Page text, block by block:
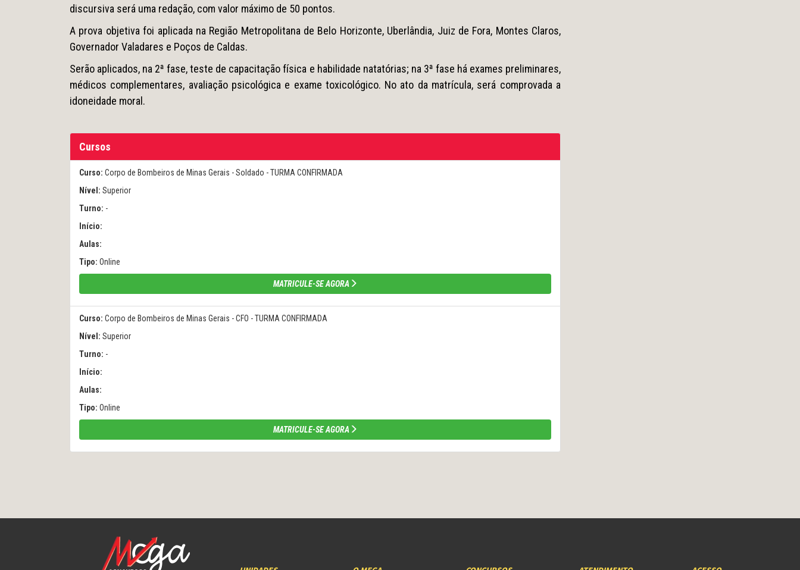
discursiva será uma redação, com valor máximo de 50 pontos.
A prova objetiva foi aplicada na Região Metropolitana de Belo Horizonte, Uberlândia, Juiz de Fora, Montes Claros,
Governador Valadares e Poços de Caldas.
Serão aplicados, na 2ª fase, teste de capacitação física e habilidade natatórias; na 3ª fase há exames preliminares,
médicos complementares, avaliação psicológica e exame toxicológico. No ato da matrícula, será comprovada a
idoneidade moral.
Cursos
Curso: Corpo de Bombeiros de Minas Gerais - Soldado - TURMA CONFIRMADA
Nível: Superior
Turno: -
Início:
Aulas:
Tipo: Online
MATRICULE-SE AGORA
Curso: Corpo de Bombeiros de Minas Gerais - CFO - TURMA CONFIRMADA
Nível: Superior
Turno: -
Início:
Aulas:
Tipo: Online
MATRICULE-SE AGORA